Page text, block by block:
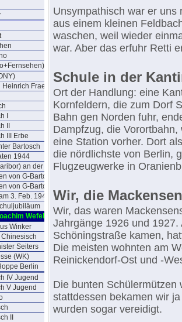
Fraenkel
I
II
III Erbe
Bartosch
1944
an der Drau
von G-Bartosch (1)
von G-Bartosch (2)
3. Feb. 1945
Wefeld
Winker
Seiters
(WK)
Berlin
IV Jugend
V Jugend
II
Unsympathisch war er uns
aus einem kleinen
waschen, weil wieder
war. Aber das erfuhr Retti
Schule in der
Ort der Handlung: eine
Kornfeldern, die zum Dorf
Bahn gen Norden fuhr,
Dampfzug, die
eine Station vorher. Dort
die nördlichste von Berlin,
Flugzeugwerke in
Wir, die
Wir, das waren
Jahrgänge 1926 und
Schöningstraße kamen,
Die meisten wohnten am
Reinickendorf-Ost und -
Die bunten Schülermützen
stattdessen bekamen wir
wurden sogar vereidigt.